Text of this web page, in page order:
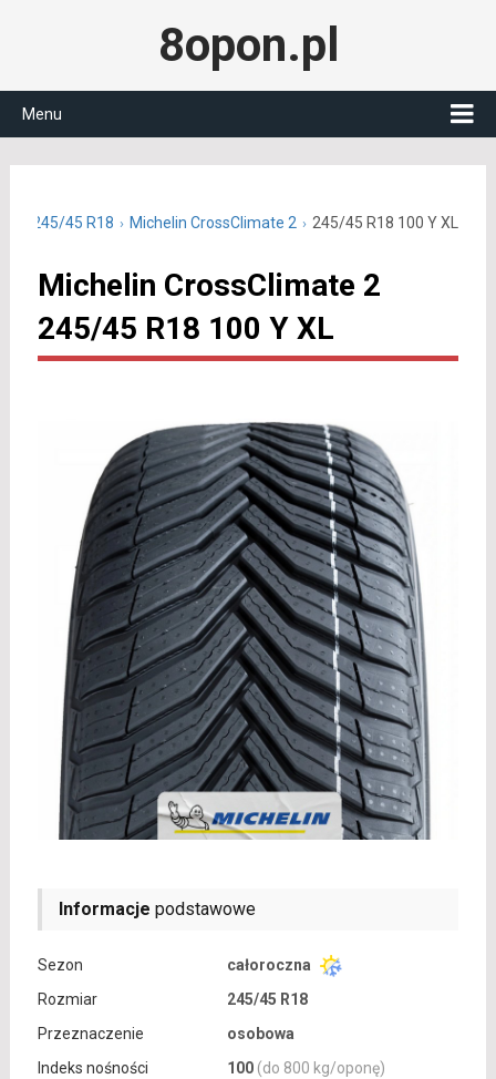
8opon.pl
Menu
245/45 R18 Michelin CrossClimate 2 245/45 R18 100 Y XL
Michelin CrossClimate 2
245/45 R18 100 Y XL
Informacje podstawowe
Sezon
całoroczna
Rozmiar
245/45 R18
Przeznaczenie
osobowa
Indeks nośności
100 (do 800 kg/oponę)